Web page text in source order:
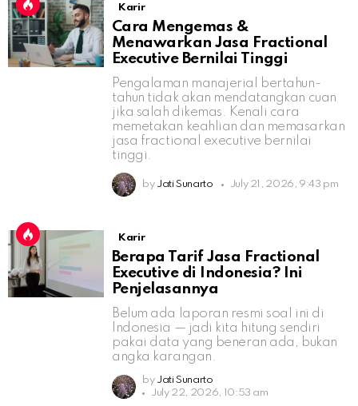
Karir
Cara Mengemas &
Menawarkan Jasa Fractional
Executive Bernilai Tinggi
Pengalaman manajerial bertahun-
tahun tidak akan mendatangkan cuan
jika salah dikemas. Kenali cara
memetakan keahlian dan memasarkan
jasa fractional executive bernilai
tinggi.
by Jati Sunarto July 21, 2026, 9:43 pm
Karir
Berapa Tarif Jasa Fractional
Executive di Indonesia? Ini
Penjelasannya
Belum ada laporan resmi soal ini di
Indonesia — jadi kita hitung sendiri
pakai data yang beneran ada, bukan
angka karangan.
by Jati Sunarto
July 22, 2026, 10:53 am